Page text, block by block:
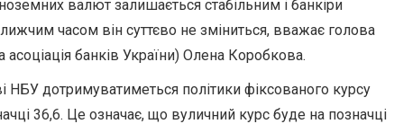
валют залишається стабільним і банкіри
часом він суттєво не зміниться, вважає голова
банків України) Олена Коробкова.
НБУ дотримуватиметься політики фіксованого курсу
36,6. Це означає, що вуличний курс буде на позначці